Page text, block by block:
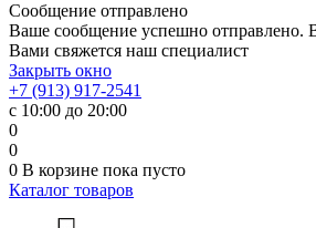
Сообщение отправлено
Ваше сообщение успешно отправлено.
Вами свяжется наш специалист
Закрыть окно
+7 (913) 917-2541
с 10:00 до 20:00
0
0
0 В корзине пока пусто
Каталог товаров